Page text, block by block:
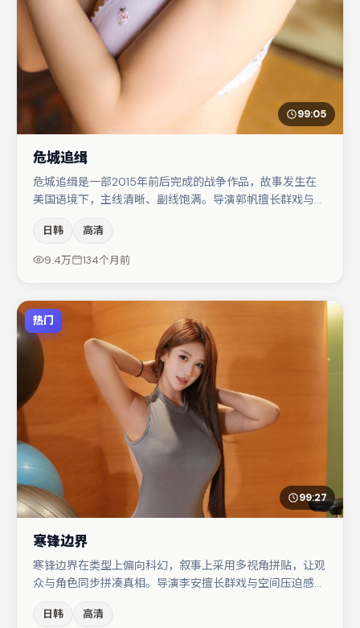
99:05
危城追缉
危城追缉是一部2015年前后完成的战争作品，故事发生在
美国语境下，主线清晰、副线饱满。导演郭帆擅长群戏与空
括咏梅、文淇、张子枫等，角色动机前后呼应，适合喜欢抠
台词与伏笔的观众。节奏紧凑、反转有度，值得列入片单。
日韩 高清
9.4万 134个月前
热门
99:27
寒锋边界
寒锋边界在类型上偏向科幻，叙事上采用多视角拼贴，让观
众与角色同步拼凑真相。导演李安擅长群戏与空间压迫感，
构成全片情感锚点，桂纶镁则以细节塑造推动谜题层层揭
日韩 高清